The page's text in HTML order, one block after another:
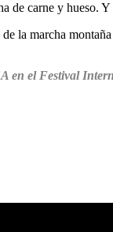
de carne y hueso.
la marcha
en el Festival